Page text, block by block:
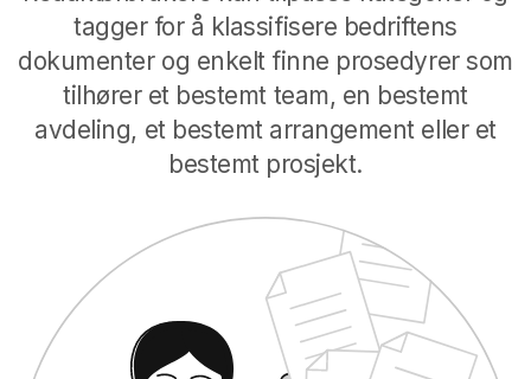
tagger for å klassifisere bedriftens
dokumenter og enkelt finne prosedyrer som
tilhører et bestemt team, en bestemt
avdeling, et bestemt arrangement eller et
bestemt prosjekt.